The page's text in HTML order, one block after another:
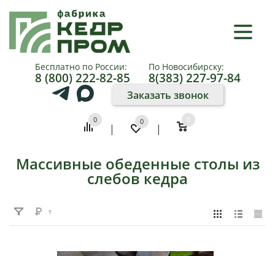
Бесплатно по России:
8 (800) 222-82-85
По Новосибирску:
8(383) 227-97-84
Заказать звонок
0
|
0
|
0
КАТАЛОГ
КОМПАНИИ
КУПИТЬ
ФОТО
Массивные обеденные столы из
слебов кедра